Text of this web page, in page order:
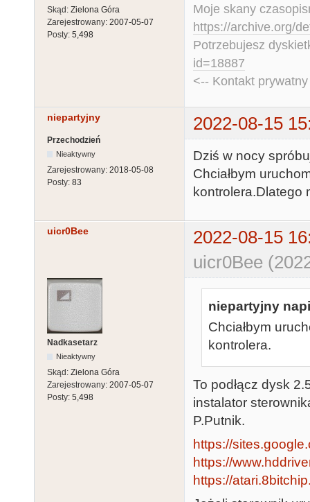
Skąd: Zielona Góra
Zarejestrowany: 2007-05-07
Posty: 5,498
Moje skany
https://archive.org/
Potrzebujesz
id=18887
<-- Kontakt
niepartyjny 2022-08-15
Przechodzień
Nieaktywny
Zarejestrowany: 2018-05-08
Posty: 83
Dziś w nocy
Chciałbym
kontrolera.Dlatego
uicr0Bee
2022-08-15
uicr0Bee
Nadkasetarz
Nieaktywny
Skąd: Zielona Góra
Zarejestrowany: 2007-05-07
Posty: 5,498
niepartyjny
Chciałbym
kontrolera.
To podłącz dysk
instalator
P.Putnik.
https://
https://
https://